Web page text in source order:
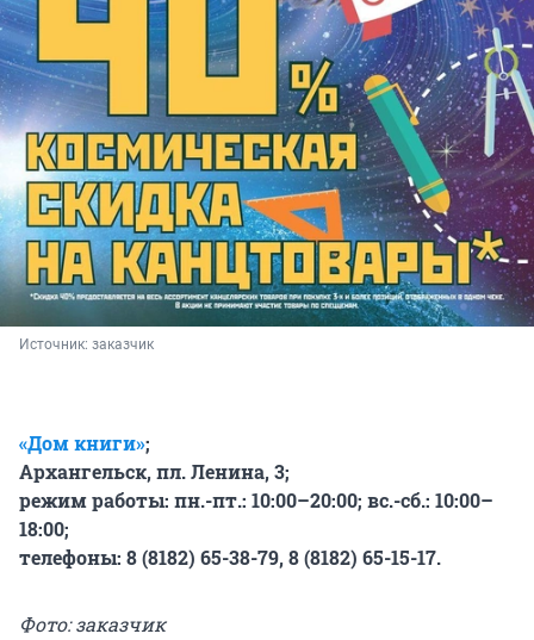
Источник: заказчик
«Дом книги»;
Архангельск, пл. Ленина, 3;
режим работы: пн.-пт.: 10:00–20:00; вс.-сб.: 10:00–
18:00;
телефоны: 8 (8182) 65-38-79, 8 (8182) 65-15-17.
Фото: заказчик